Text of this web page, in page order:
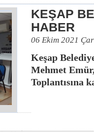
KEŞAP
HABER
06 Ekim 2021
Keşap
Mehmet
Toplantısına